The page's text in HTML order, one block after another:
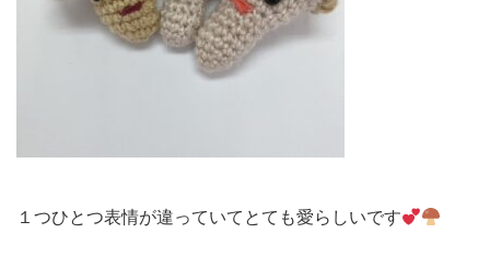
１つひとつ表情が違っていてとても愛らしいです